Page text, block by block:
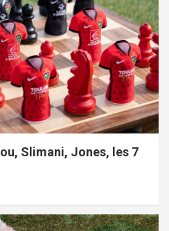
Slimani, Jones, les 7